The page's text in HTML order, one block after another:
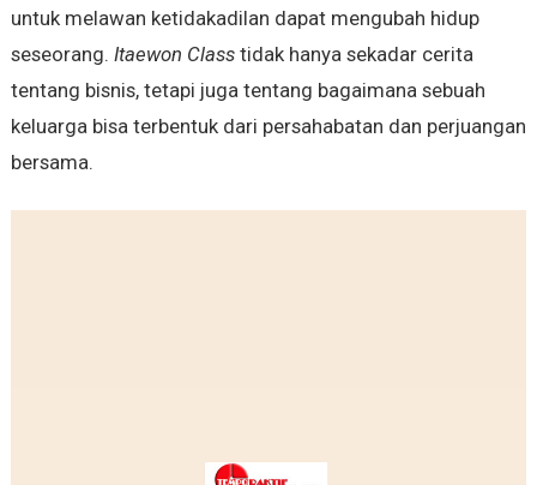
untuk melawan ketidakadilan dapat mengubah hidup
seseorang. Itaewon Classtidak hanya sekadar cerita
tentang bisnis, tetapi juga tentang bagaimana sebuah
keluarga bisa terbentuk dari persahabatan dan perjuangan
bersama.